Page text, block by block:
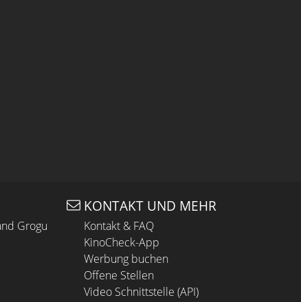
Grogu
KONTAKT UND MEHR
Kontakt & FAQ
KinoCheck-App
Werbung buchen
Offene Stellen
Video Schnittstelle (API)